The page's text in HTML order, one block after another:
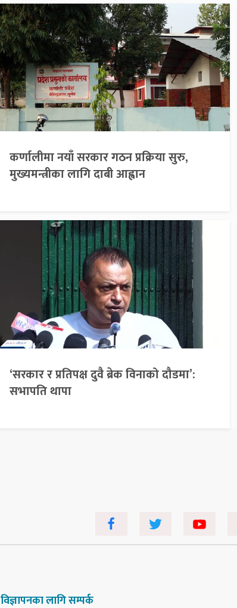
कर्णालीमा नयाँ सरकार गठन प्रक्रिया सुरु,
मुख्यमन्त्रीका लागि दाबी आह्वान
‘सरकार र प्रतिपक्ष दुवै ब्रेक विनाको दौडमा’:
सभापति थापा
विज्ञापनका लागि सम्पर्क